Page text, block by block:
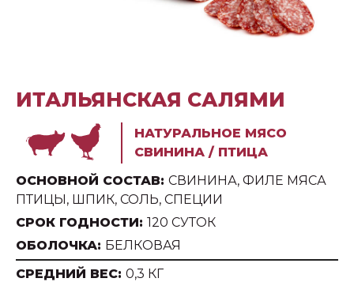
ИТАЛЬЯНСКАЯ САЛЯМИ
НАТУРАЛЬНОЕ МЯСО
СВИНИНА / ПТИЦА
ОСНОВНОЙ СОСТАВ: СВИНИНА, ФИЛЕ МЯСА
ПТИЦЫ, ШПИК, СОЛЬ, СПЕЦИИ
СРОК ГОДНОСТИ: 120 СУТОК
ОБОЛОЧКА: БЕЛКОВАЯ
СРЕДНИЙ ВЕС: 0,3 КГ